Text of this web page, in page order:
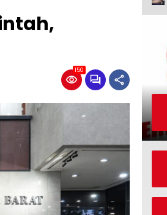
150